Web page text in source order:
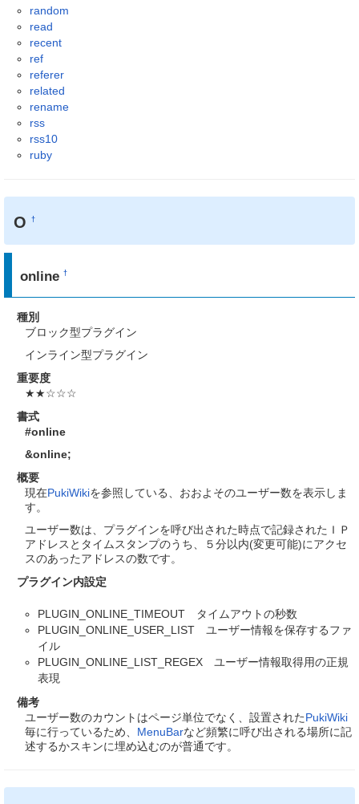
random
read
recent
ref
referer
related
rename
rss
rss10
ruby
O†
online†
種別
ブロック型プラグイン
インライン型プラグイン
重要度
★★☆☆☆
書式
#online
&online;
概要
現在PukiWikiを参照している、おおよそのユーザー数を表示しま
す。
ユーザー数は、プラグインを呼び出された時点で記録されたＩＰ
アドレスとタイムスタンプのうち、５分以内(変更可能)にアクセ
スのあったアドレスの数です。
プラグイン内設定
PLUGIN_ONLINE_TIMEOUT タイムアウトの秒数
PLUGIN_ONLINE_USER_LIST ユーザー情報を保存するファ
イル
PLUGIN_ONLINE_LIST_REGEX ユーザー情報取得用の正規
表現
備考
ユーザー数のカウントはページ単位でなく、設置されたPukiWiki
毎に行っているため、 MenuBarなど頻繁に呼び出される場所に記
述するかスキンに埋め込むのが普通です。